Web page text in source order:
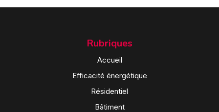
Rubriques
Accueil
Efficacité énergétique
Résidentiel
Bâtiment